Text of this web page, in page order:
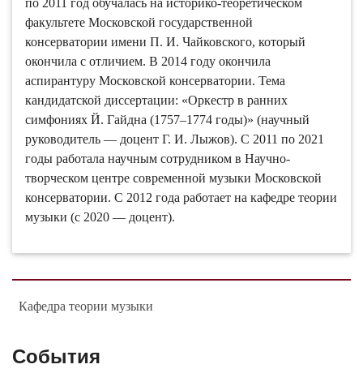
Кафедра теории музыки
факультете Московской государственной
консерватории имени П. И. Чайковского, который
окончила с отличием. В 2014 году окончила
аспирантуру Московской консерватории. Тема
кандидатской диссертации: «Оркестр в ранних
симфониях Й. Гайдна (1757–1774 годы)» (научный
руководитель — доцент Г. И. Лыжов). С 2011 по 2021
годы работала научным сотрудником в Научно-
творческом центре современной музыки Московской
консерватории. С 2012 года работает на кафедре теории
музыки (с 2020 — доцент).
События